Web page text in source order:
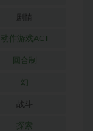
剧情
动作游戏ACT
回合制
幻
战斗
探索